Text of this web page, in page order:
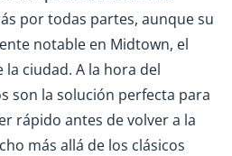
por todas partes, aunque su
notable en Midtown, el
ciudad. A la hora del
son la solución perfecta para
rápido antes de volver a la
más allá de los clásicos